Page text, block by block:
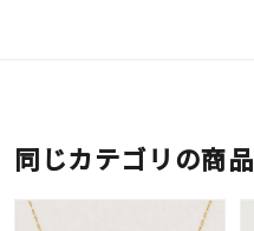
同じカテゴリの商品